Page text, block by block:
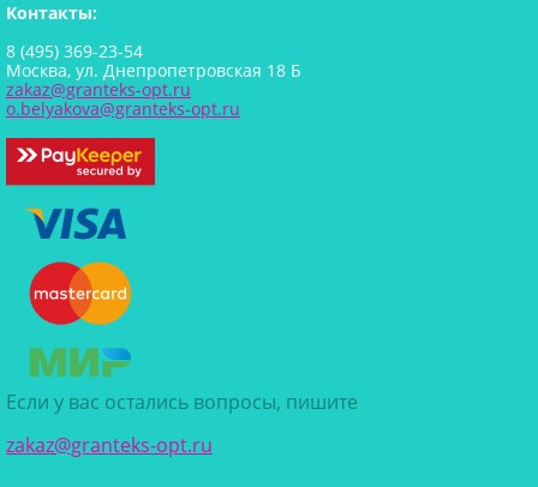
Контакты:
8 (495) 369-23-54
Москва, ул. Днепропетровская 18 Б
zakaz@granteks-opt.ru
o.belyakova@granteks-opt.ru
Если у вас остались вопросы, пишите
zakaz@granteks-opt.ru